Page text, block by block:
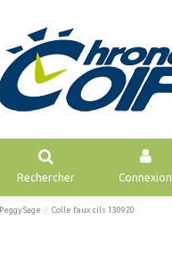
Rechercher Connexion
Peggy Sage Colle faux cils 130920